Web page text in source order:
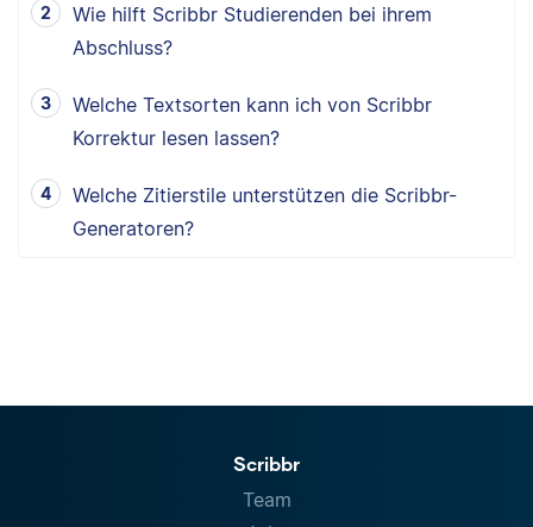
Wie hilft Scribbr Studierenden bei ihrem
Abschluss?
Welche Textsorten kann ich von Scribbr
Korrektur lesen lassen?
Welche Zitierstile unterstützen die Scribbr-
Generatoren?
Scribbr
Team